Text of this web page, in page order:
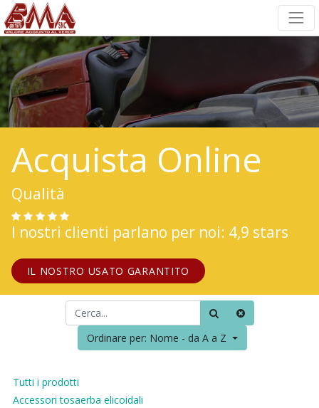
Acquista Online
Qualità
I nostri clienti parlano per noi: 4,9 stars
IL NOSTRO USATO GARANTITO
Ordinare per: Nome - da A a Z
Tutti i prodotti
Accessori tosaerba elicoidali